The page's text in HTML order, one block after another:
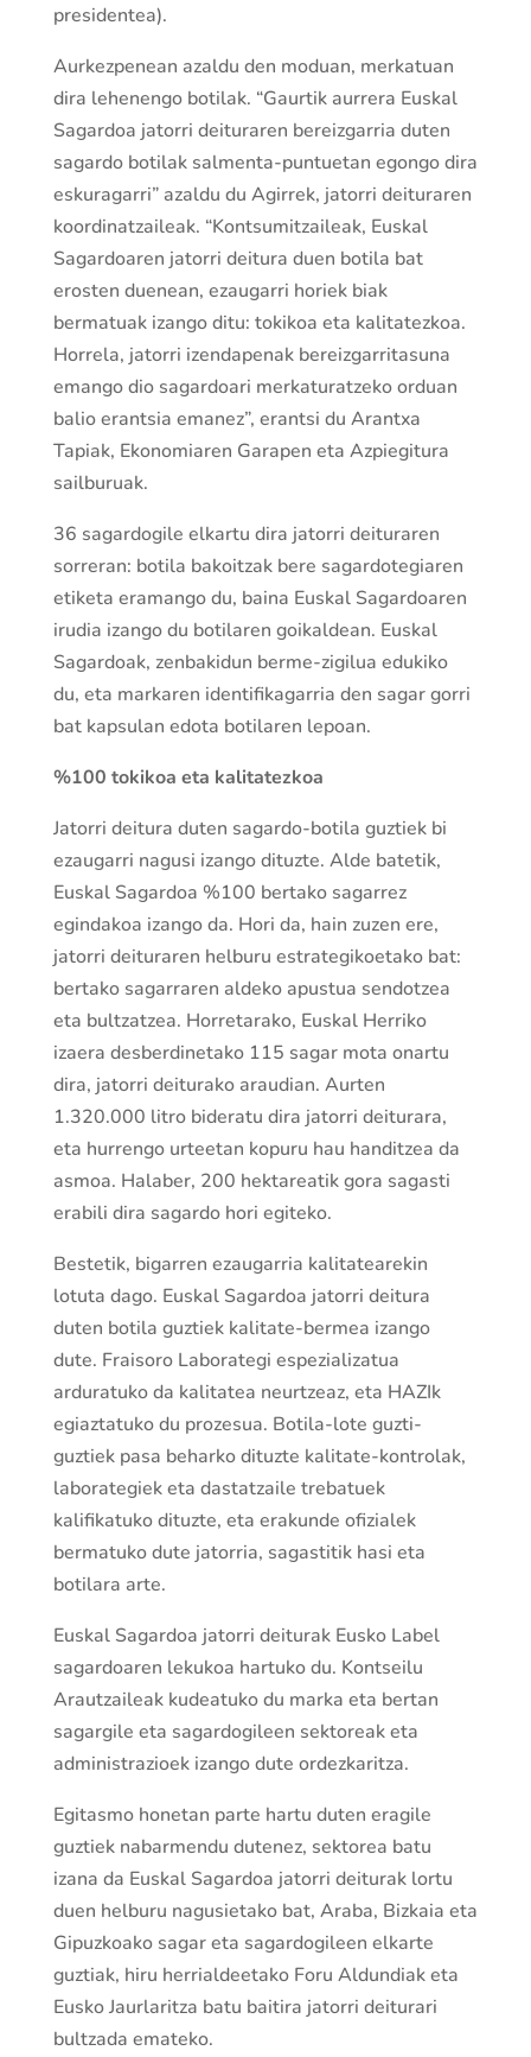
presidentea).
Aurkezpenean azaldu den moduan, merkatuan
dira lehenengo botilak. “Gaurtik aurrera Euskal
Sagardoa jatorri deituraren bereizgarria duten
sagardo botilak salmenta-puntuetan egongo dira
eskuragarri” azaldu du Agirrek, jatorri deituraren
koordinatzaileak. “Kontsumitzaileak, Euskal
Sagardoaren jatorri deitura duen botila bat
erosten duenean, ezaugarri horiek biak
bermatuak izango ditu: tokikoa eta kalitatezkoa.
Horrela, jatorri izendapenak bereizgarritasuna
emango dio sagardoari merkaturatzeko orduan
balio erantsia emanez”, erantsi du Arantxa
Tapiak, Ekonomiaren Garapen eta Azpiegitura
sailburuak.
36 sagardogile elkartu dira jatorri deituraren
sorreran: botila bakoitzak bere sagardotegiaren
etiketa eramango du, baina Euskal Sagardoaren
irudia izango du botilaren goikaldean. Euskal
Sagardoak, zenbakidun berme-zigilua edukiko
du, eta markaren identifikagarria den sagar gorri
bat kapsulan edota botilaren lepoan.
%100 tokikoa eta kalitatezkoa
Jatorri deitura duten sagardo-botila guztiek bi
ezaugarri nagusi izango dituzte. Alde batetik,
Euskal Sagardoa %100 bertako sagarrez
egindakoa izango da. Hori da, hain zuzen ere,
jatorri deituraren helburu estrategikoetako bat:
bertako sagarraren aldeko apustua sendotzea
eta bultzatzea. Horretarako, Euskal Herriko
izaera desberdinetako 115 sagar mota onartu
dira, jatorri deiturako araudian. Aurten
1.320.000 litro bideratu dira jatorri deiturara,
eta hurrengo urteetan kopuru hau handitzea da
asmoa. Halaber, 200 hektareatik gora sagasti
erabili dira sagardo hori egiteko.
Bestetik, bigarren ezaugarria kalitatearekin
lotuta dago. Euskal Sagardoa jatorri deitura
duten botila guztiek kalitate-bermea izango
dute. Fraisoro Laborategi espezializatua
arduratuko da kalitatea neurtzeaz, eta HAZIk
egiaztatuko du prozesua. Botila-lote guzti-
guztiek pasa beharko dituzte kalitate-kontrolak,
laborategiek eta dastatzaile trebatuek
kalifikatuko dituzte, eta erakunde ofizialek
bermatuko dute jatorria, sagastitik hasi eta
botilara arte.
Euskal Sagardoa jatorri deiturak Eusko Label
sagardoaren lekukoa hartuko du. Kontseilu
Arautzaileak kudeatuko du marka eta bertan
sagargile eta sagardogileen sektoreak eta
administrazioek izango dute ordezkaritza.
Egitasmo honetan parte hartu duten eragile
guztiek nabarmendu dutenez, sektorea batu
izana da Euskal Sagardoa jatorri deiturak lortu
duen helburu nagusietako bat, Araba, Bizkaia eta
Gipuzkoako sagar eta sagardogileen elkarte
guztiak, hiru herrialdeetako Foru Aldundiak eta
Eusko Jaurlaritza batu baitira jatorri deiturari
bultzada emateko.